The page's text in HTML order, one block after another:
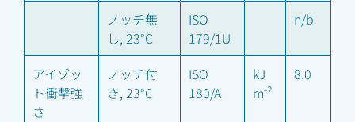
ノッチ無
し, 23°C
ISO
179/1U
n/b
アイゾッ
ト衝撃強
さ
ノッチ付
き, 23°C
ISO
180/A
kJ
m-2
8.0